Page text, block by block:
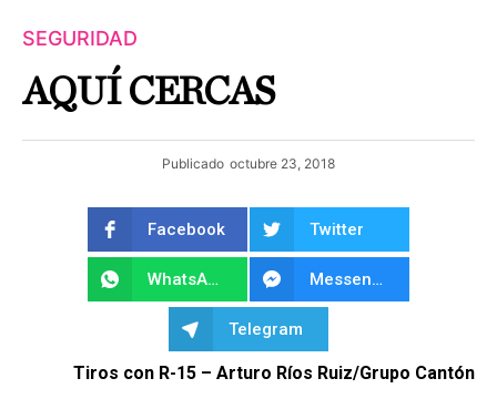
SEGURIDAD
AQUÍ CERCAS
Publicado octubre 23, 2018
Facebook Twitter
WhatsApp Messenger
Telegram
Tiros con R-15 – Arturo Ríos Ruiz/Grupo Cantón